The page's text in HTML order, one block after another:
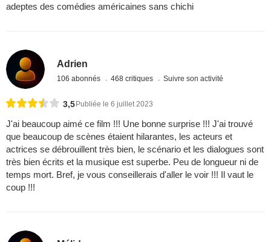
adeptes des comédies américaines sans chichi
Adrien
106 abonnés 468 critiques Suivre son activité
3,5Publiée le 6 juillet 2023
J'ai beaucoup aimé ce film !!! Une bonne surprise !!! J'ai trouvé
que beaucoup de scènes étaient hilarantes, les acteurs et
actrices se débrouillent très bien, le scénario et les dialogues sont
très bien écrits et la musique est superbe. Peu de longueur ni de
temps mort. Bref, je vous conseillerais d'aller le voir !!! Il vaut le
coup !!!